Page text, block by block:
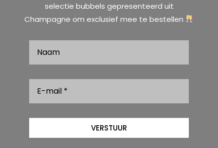
selectie bubbels gepresenteerd uit
Champagne om exclusief mee te bestellen
VERSTUUR